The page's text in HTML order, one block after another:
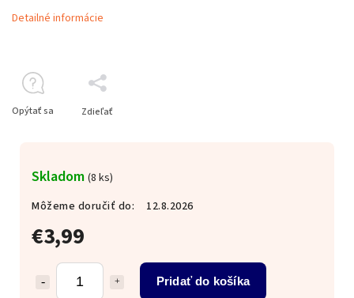
€3,99
Pridať do košíka
Skladom (8 ks)
Môžeme doručiť do:
12.8.2026
Detailné informácie
Opýtať sa Zdieľať